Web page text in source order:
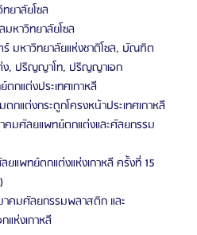
ยาลัยโซล
หาวิทยาลัยโซล
มหาวิทยาลัยแห่งชาติโซล, บัณฑิต
ง, ปริญญาโท, ปริญญาเอก
กแต่งประเทศเกาหลี
แต่งกระดูกโครงหน้าประเทศเกาหลี
คมศัลยแพทย์ตกแต่งและศัลยกรรม
แพทย์ตกแต่งแห่งเกาหลี ครั้งที่ 15
คมศัลยกรรมพลาสติก และ
ห่งเกาหลี